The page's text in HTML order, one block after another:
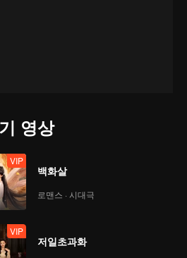
영상
VIP
백화살
로맨스 · 시대극
VIP
저일초과화